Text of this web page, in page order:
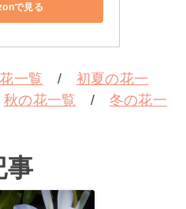
で見る
一覧 / 初夏の花一
秋の花一覧 / 冬の花一
事